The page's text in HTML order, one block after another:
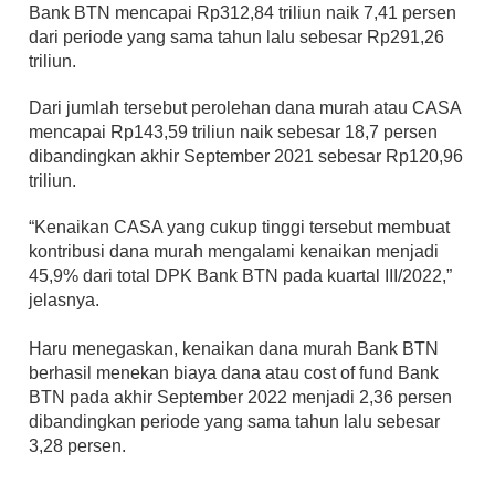
Bank BTN mencapai Rp312,84 triliun naik 7,41 persen
dari periode yang sama tahun lalu sebesar Rp291,26
triliun.
Dari jumlah tersebut perolehan dana murah atau CASA
mencapai Rp143,59 triliun naik sebesar 18,7 persen
dibandingkan akhir September 2021 sebesar Rp120,96
triliun.
“Kenaikan CASA yang cukup tinggi tersebut membuat
kontribusi dana murah mengalami kenaikan menjadi
45,9% dari total DPK Bank BTN pada kuartal III/2022,”
jelasnya.
Haru menegaskan, kenaikan dana murah Bank BTN
berhasil menekan biaya dana atau cost of fund Bank
BTN pada akhir September 2022 menjadi 2,36 persen
dibandingkan periode yang sama tahun lalu sebesar
3,28 persen.